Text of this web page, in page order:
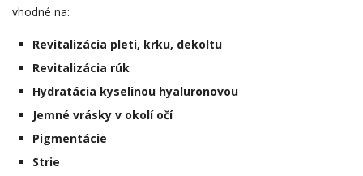
vhodné na:
Revitalizácia pleti, krku, dekoltu
Revitalizácia rúk
Hydratácia kyselinou hyaluronovou
Jemné vrásky v okolí očí
Pigmentácie
Strie